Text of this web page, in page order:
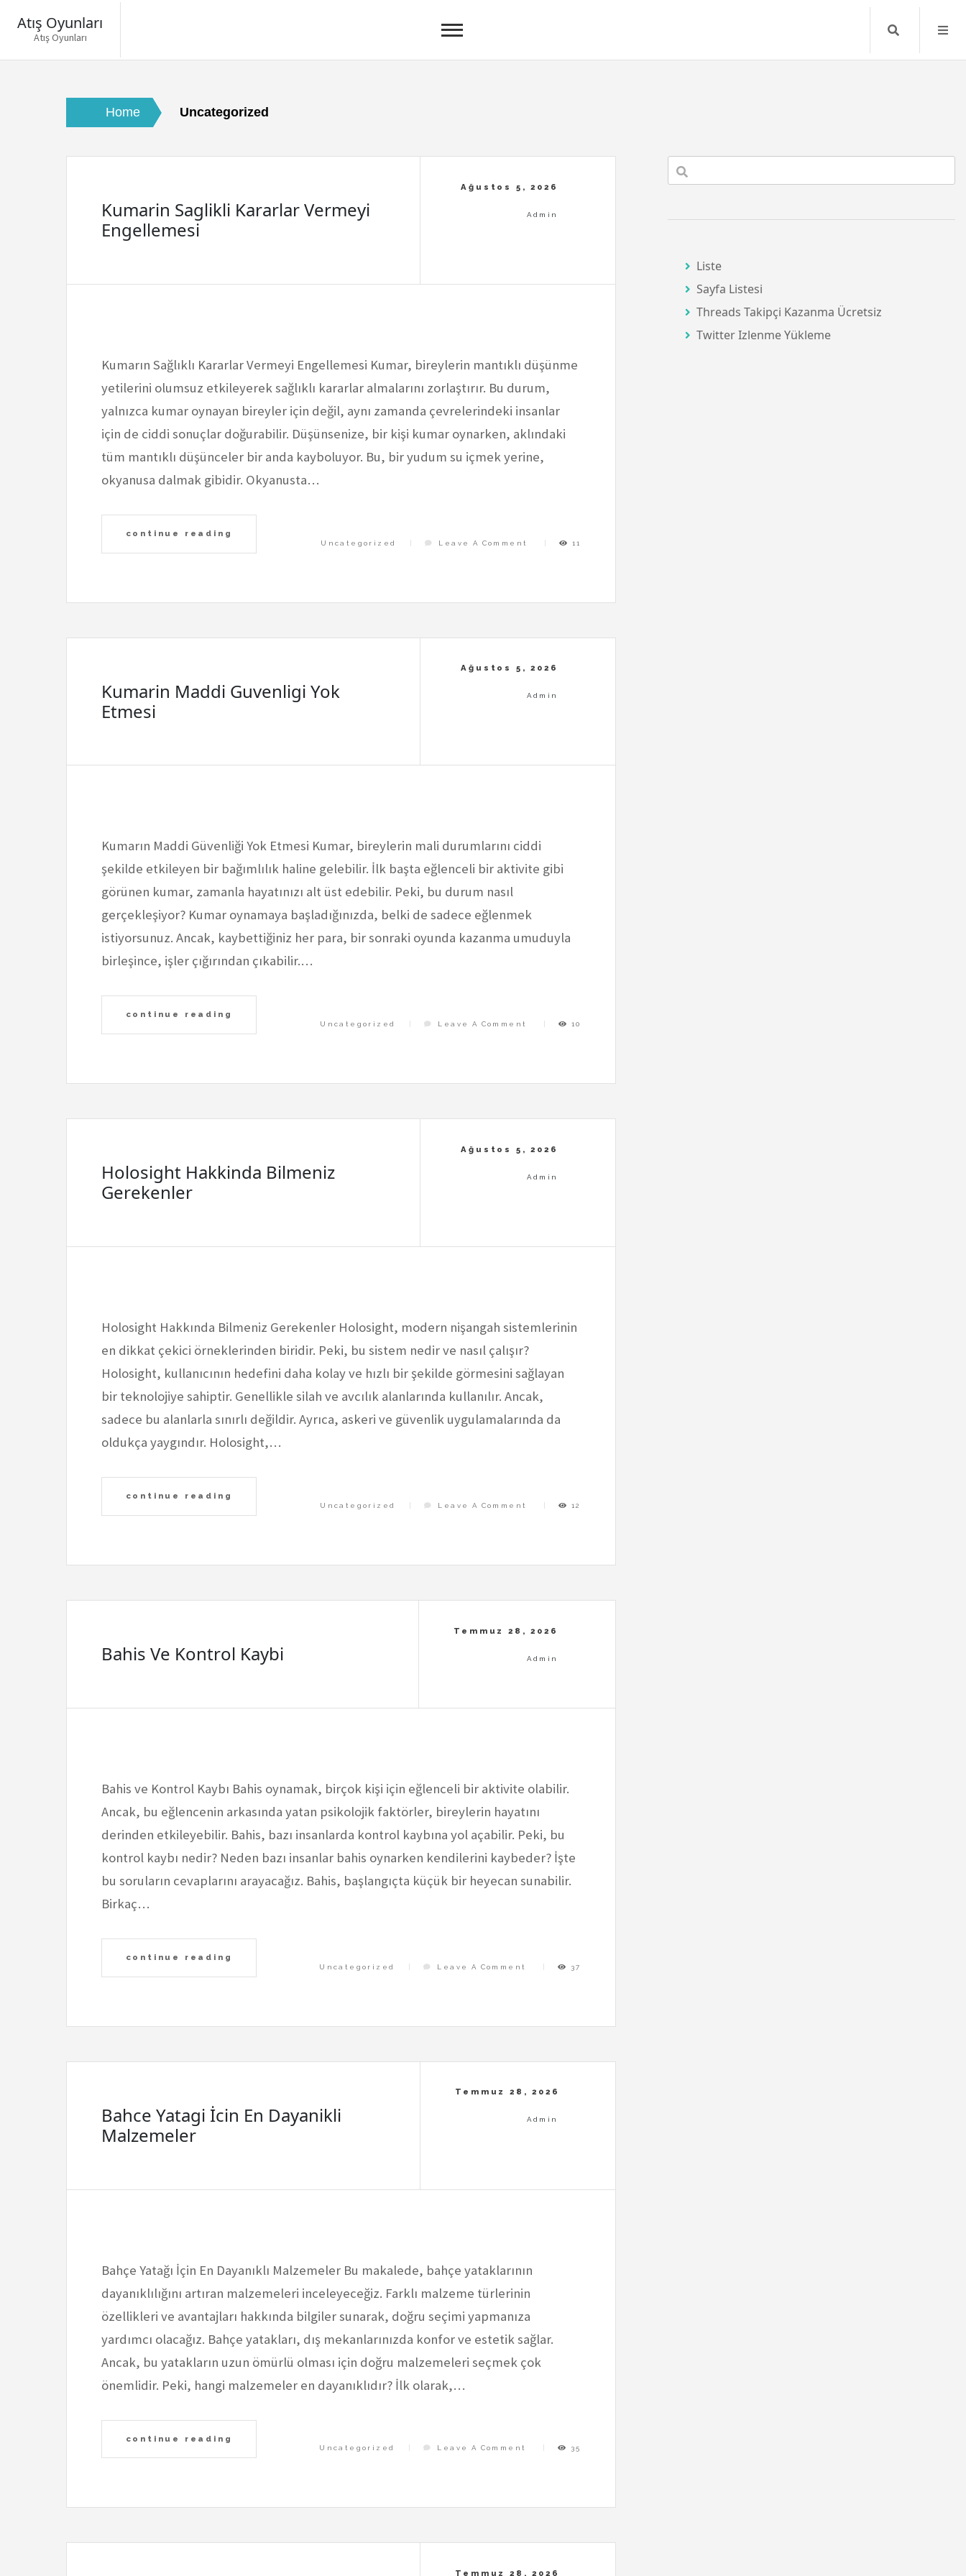
Atış Oyunları
Atış Oyunları Search
Home Uncategorized
Kumarin Saglikli Kararlar Vermeyi
Engellemesi
Kumarın Sağlıklı Kararlar Vermeyi Engellemesi Kumar, bireylerin mantıklı düşünme
yetilerini olumsuz etkileyerek sağlıklı kararlar almalarını zorlaştırır. Bu durum,
yalnızca kumar oynayan bireyler için değil, aynı zamanda çevrelerindeki insanlar
için de ciddi sonuçlar doğurabilir. Düşünsenize, bir kişi kumar oynarken, aklındaki
tüm mantıklı düşünceler bir anda kayboluyor. Bu, bir yudum su içmek yerine,
okyanusa dalmak gibidir. Okyanusta…
continue reading
Uncategorized Leave A Comment
Kumarin
11
Kumarin Maddi Guvenligi Yok
Etmesi
Kumarın Maddi Güvenliği Yok Etmesi Kumar, bireylerin mali durumlarını ciddi
şekilde etkileyen bir bağımlılık haline gelebilir. İlk başta eğlenceli bir aktivite gibi
görünen kumar, zamanla hayatınızı alt üst edebilir. Peki, bu durum nasıl
gerçekleşiyor? Kumar oynamaya başladığınızda, belki de sadece eğlenmek
istiyorsunuz. Ancak, kaybettiğiniz her para, bir sonraki oyunda kazanma umuduyla
birleşince, işler çığırından çıkabilir.…
continue reading
Uncategorized Leave A Comment 10
Holosight Hakkinda Bilmeniz
Gerekenler
Holosight Hakkında Bilmeniz Gerekenler Holosight, modern nişangah sistemlerinin
en dikkat çekici örneklerinden biridir. Peki, bu sistem nedir ve nasıl çalışır?
Holosight, kullanıcının hedefini daha kolay ve hızlı bir şekilde görmesini sağlayan
bir teknolojiye sahiptir. Genellikle silah ve avcılık alanlarında kullanılır. Ancak,
sadece bu alanlarla sınırlı değildir. Ayrıca, askeri ve güvenlik uygulamalarında da
oldukça yaygındır. Holosight,…
continue reading
Uncategorized Leave A Comment
Holosight
12
Bahis Ve Kontrol Kaybi
Bahis ve Kontrol Kaybı Bahis oynamak, birçok kişi için eğlenceli bir aktivite olabilir.
Ancak, bu eğlencenin arkasında yatan psikolojik faktörler, bireylerin hayatını
derinden etkileyebilir. Bahis, bazı insanlarda kontrol kaybına yol açabilir. Peki, bu
kontrol kaybı nedir? Neden bazı insanlar bahis oynarken kendilerini kaybeder? İşte
bu soruların cevaplarını arayacağız. Bahis, başlangıçta küçük bir heyecan sunabilir.
Birkaç…
continue reading
Uncategorized Leave A Comment
Bahis
37
Bahce Yatagi İcin En Dayanikli
Malzemeler
Bahçe Yatağı İçin En Dayanıklı Malzemeler Bu makalede, bahçe yataklarının
dayanıklılığını artıran malzemeleri inceleyeceğiz. Farklı malzeme türlerinin
özellikleri ve avantajları hakkında bilgiler sunarak, doğru seçimi yapmanıza
yardımcı olacağız. Bahçe yatakları, dış mekanlarınızda konfor ve estetik sağlar.
Ancak, bu yatakların uzun ömürlü olması için doğru malzemeleri seçmek çok
önemlidir. Peki, hangi malzemeler en dayanıklıdır? İlk olarak,…
continue reading
Uncategorized Leave A Comment 35
Liste
Sayfa Listesi
Threads Takipçi Kazanma Ücretsiz
Twitter Izlenme Yükleme